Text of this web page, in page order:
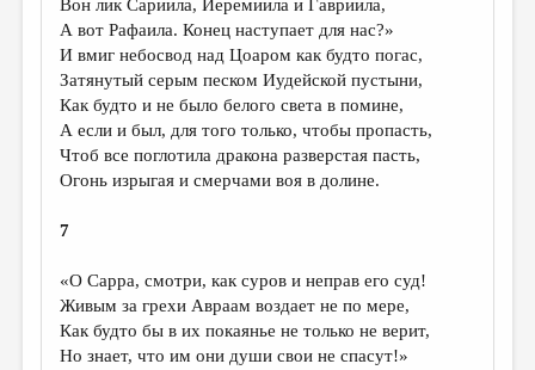
Вон лик Сариила, Иеремиила и Гавриила,
А вот Рафаила. Конец наступает для нас?»
И вмиг небосвод над Цоаром как будто погас,
Затянутый серым песком Иудейской пустыни,
Как будто и не было белого света в помине,
А если и был, для того только, чтобы пропасть,
Чтоб все поглотила дракона разверстая пасть,
Огонь изрыгая и смерчами воя в долине.
7
«О Сарра, смотри, как суров и неправ его суд!
Живым за грехи Авраам воздает не по мере,
Как будто бы в их покаянье не только не верит,
Но знает, что им они души свои не спасут!»